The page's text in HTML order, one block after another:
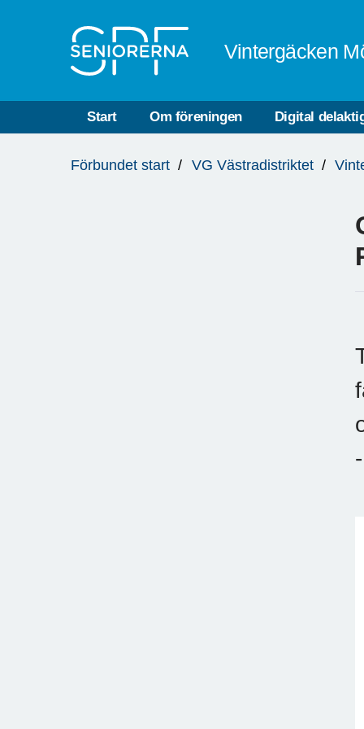
Vintergäcken
Start Om föreningen Digital
är
Förbundet start VG Västradistriktet